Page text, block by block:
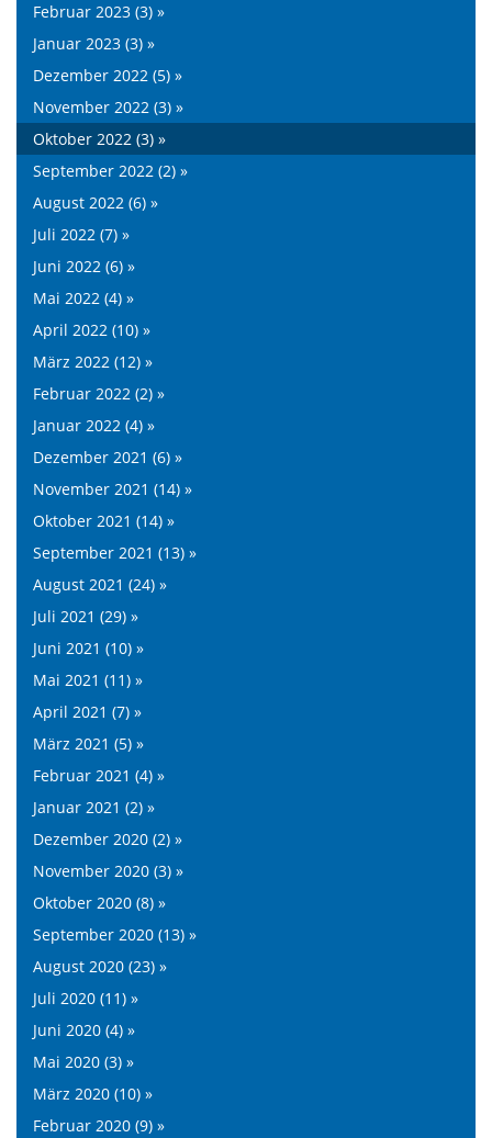
Februar 2023 (3) »
Januar 2023 (3) »
Dezember 2022 (5) »
November 2022 (3) »
Oktober 2022 (3) »
September 2022 (2) »
August 2022 (6) »
Juli 2022 (7) »
Juni 2022 (6) »
Mai 2022 (4) »
April 2022 (10) »
März 2022 (12) »
Februar 2022 (2) »
Januar 2022 (4) »
Dezember 2021 (6) »
November 2021 (14) »
Oktober 2021 (14) »
September 2021 (13) »
August 2021 (24) »
Juli 2021 (29) »
Juni 2021 (10) »
Mai 2021 (11) »
April 2021 (7) »
März 2021 (5) »
Februar 2021 (4) »
Januar 2021 (2) »
Dezember 2020 (2) »
November 2020 (3) »
Oktober 2020 (8) »
September 2020 (13) »
August 2020 (23) »
Juli 2020 (11) »
Juni 2020 (4) »
Mai 2020 (3) »
März 2020 (10) »
Februar 2020 (9) »